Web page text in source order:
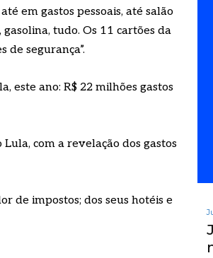
em gastos pessoais, até salão
tudo. Os 11 cartões da
de segurança”.
este ano: R$ 22 milhões gastos
com a revelação dos gastos
de impostos; dos seus hotéis e